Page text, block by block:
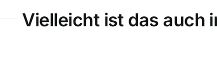
Vielleicht ist das auch